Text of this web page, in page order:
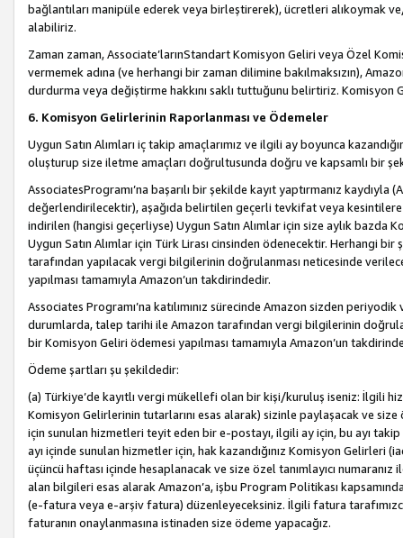
bağlantıları manipüle ederek veya birleştirerek), ücretleri alıkoymak
alabiliriz.
Zaman zaman, Associate’larınStandart Komisyon Geliri veya Özel
vermemek adına (ve herhangi bir zaman dilimine bakılmaksızın),
durdurma veya değiştirme hakkını saklı tuttuğunu belirtiriz. Komisyon
6. Komisyon Gelirlerinin Raporlanması ve Ödemeler
Uygun Satın Alımları iç takip amaçlarımız ve ilgili ay boyunca
oluşturup size iletme amaçları doğrultusunda doğru ve kapsamlı bir
AssociatesProgramı’na başarılı bir şekilde kayıt yaptırmanız
değerlendirilecektir), aşağıda belirtilen geçerli tevkifat veya
indirilen (hangisi geçerliyse) Uygun Satın Alımlar için size aylık
Uygun Satın Alımlar için Türk Lirası cinsinden ödenecektir. Herhangi
tarafından yapılacak vergi bilgilerinin doğrulanması neticesinde
yapılması tamamıyla Amazon’un takdirindedir.
Associates Programı’na katılımınız sürecinde Amazon sizden
durumlarda, talep tarihi ile Amazon tarafından vergi bilgilerinin
bir Komisyon Geliri ödemesi yapılması tamamıyla Amazon’un
Ödeme şartları şu şekildedir:
(a) Türkiye’de kayıtlı vergi mükellefi olan bir kişi/kuruluş iseniz: İlgili
Komisyon Gelirlerinin tutarlarını esas alarak) sizinle paylaşacak ve
için sunulan hizmetleri teyit eden bir e-postayı, ilgili ay için, bu ayı
ayı içinde sunulan hizmetler için, hak kazandığınız Komisyon Gelirleri
üçüncü haftası içinde hesaplanacak ve size özel tanımlayıcı
alan bilgileri esas alarak Amazon’a, işbu Program Politikası
(e-fatura veya e-arşiv fatura) düzenleyeceksiniz. İlgili fatura
faturanın onaylanmasına istinaden size ödeme yapacağız.